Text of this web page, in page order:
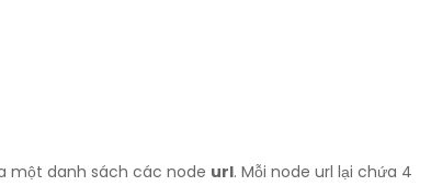
một danh sách các node url. Mỗi node url lại chứa 4